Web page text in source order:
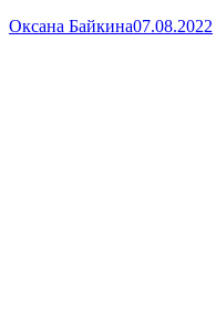
Оксана Байкина07.08.2022